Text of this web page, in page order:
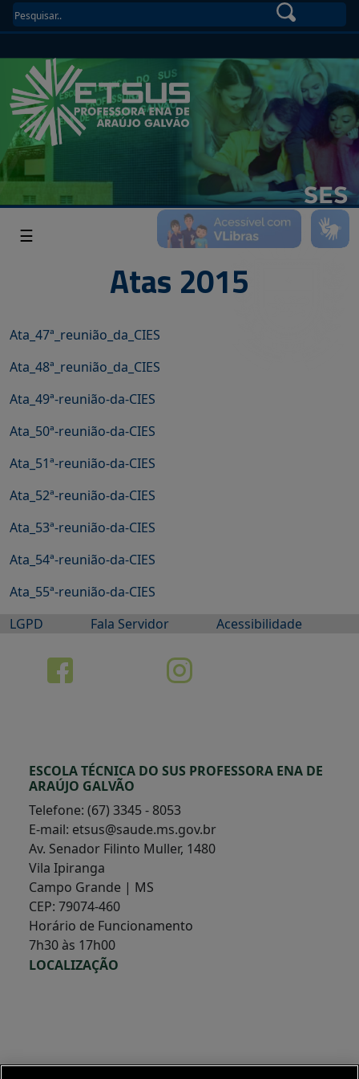
☰
Atas 2015
Ata_47ª_reunião_da_CIES
Ata_48ª_reunião_da_CIES
Ata_49ª-reunião-da-CIES
Ata_50ª-reunião-da-CIES
Ata_51ª-reunião-da-CIES
Ata_52ª-reunião-da-CIES
Ata_53ª-reunião-da-CIES
Ata_54ª-reunião-da-CIES
Ata_55ª-reunião-da-CIES
LGPD
Fala Servidor Acessibilidade
ESCOLA TÉCNICA DO SUS PROFESSORA ENA DE
ARAÚJO GALVÃO
Telefone: (67) 3345 - 8053
E-mail: etsus@saude.ms.gov.br
Av. Senador Filinto Muller, 1480
Vila Ipiranga
Campo Grande | MS
CEP: 79074-460
Horário de Funcionamento
7h30 às 17h00
LOCALIZAÇÃO